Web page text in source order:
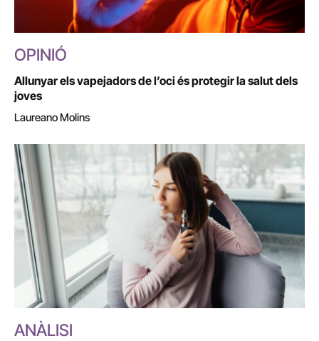
OPINIÓ
Allunyar els vapejadors de l’oci és protegir la salut dels
joves
Laureano Molins
ANÀLISI